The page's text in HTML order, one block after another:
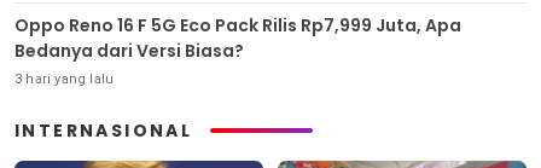
Oppo Reno 16 F 5G Eco Pack Rilis Rp7,999 Juta, Apa
Bedanya dari Versi Biasa?
3 hari yang lalu
INTERNASIONAL